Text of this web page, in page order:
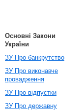
Основні Закони
України
ЗУ Про банкрутство
ЗУ Про виконавче
провадження
ЗУ Про відпустки
ЗУ Про державну